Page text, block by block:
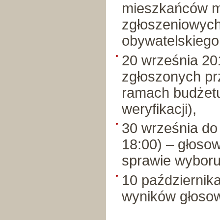
mieszkańców
20 września
zgłoszonych
ramach
weryfikacji),
30 września
18:00) –
sprawie
10
wyników